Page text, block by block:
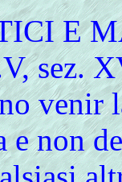
E
sez.
venir
e non